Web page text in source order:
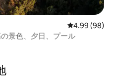
レビュー98件
4.99 (98)
景色、夕日、プール